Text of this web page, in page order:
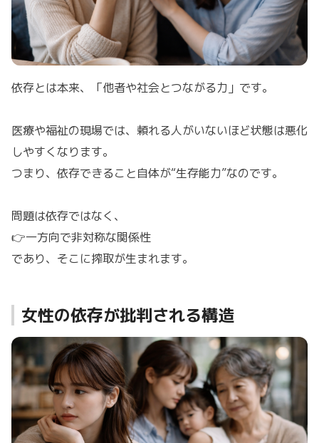
依存とは本来、「他者や社会とつながる力」です。
医療や福祉の現場では、頼れる人がいないほど状態は悪化
しやすくなります。
つまり、依存できること自体が“生存能力”なのです。
問題は依存ではなく、
👉一方向で非対称な関係性
であり、そこに搾取が生まれます。
女性の依存が批判される構造